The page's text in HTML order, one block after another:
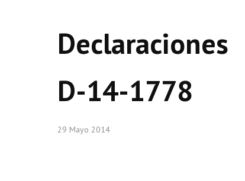
Declaraciones
D-14-1778
29 Mayo 2014